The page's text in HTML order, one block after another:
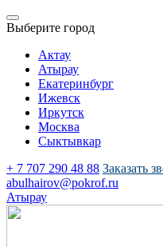
Выберите город
Актау
Атырау
Екатеринбург
Ижевск
Иркутск
Москва
Сыктывкар
+ 7 707 290 48 88 Заказать
abulhairov@pokrof.ru
Атырау